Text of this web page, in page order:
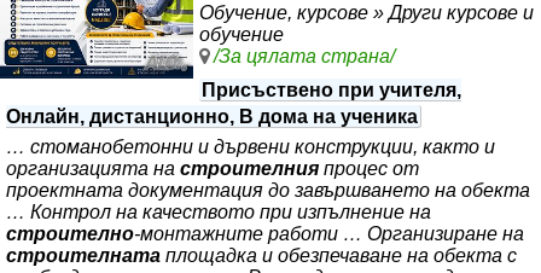
Обучение, курсове » Други курсове и
обучение
/За цялата страна/
Присъствено при учителя,
Онлайн, дистанционно, В дома на ученика
… стоманобетонни и дървени конструкции, както и
организацията на строителния процес от
проектната документация до завършването на обекта
… Контрол на качеството при изпълнение на
строително-монтажните работи … Организиране на
строителната площадка и обезпечаване на обекта с